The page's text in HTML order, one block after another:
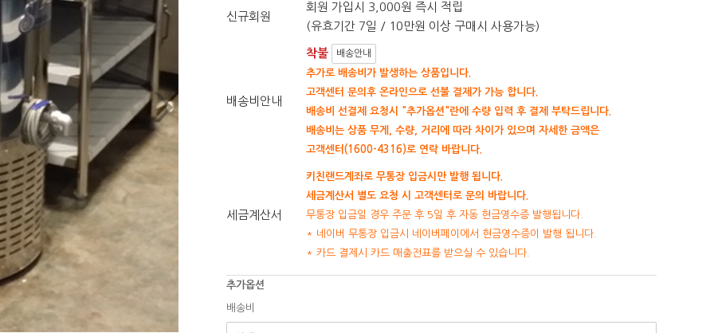
신규회원
회원 가입시 3,000원 즉시 적립
(유효기간 7일 / 10만원 이상 구매시 사용가능)
배송비안내
착불 배송안내
추가로 배송비가 발생하는 상품입니다.
고객센터 문의후 온라인으로 선불 결제가 가능 합니다.
배송비 선결제 요청시 "추가옵션"란에 수량 입력 후 결제 부탁드립니다.
배송비는 상품 무게, 수량, 거리에 따라 차이가 있으며 자세한 금액은
고객센터(1600-4316)로 연락 바랍니다.
세금계산서
키친랜드계좌로 무통장 입금시만 발행 됩니다.
세금계산서 별도 요청 시 고객센터로 문의 바랍니다.
무통장 입금일 경우 주문 후 5일 후 자동 현금영수증 발행됩니다.
* 네이버 무통장 입금시 네이버페이에서 현금영수증이 발행 됩니다.
* 카드 결제시 카드 매출전표를 받으실 수 있습니다.
추가옵션
배송비